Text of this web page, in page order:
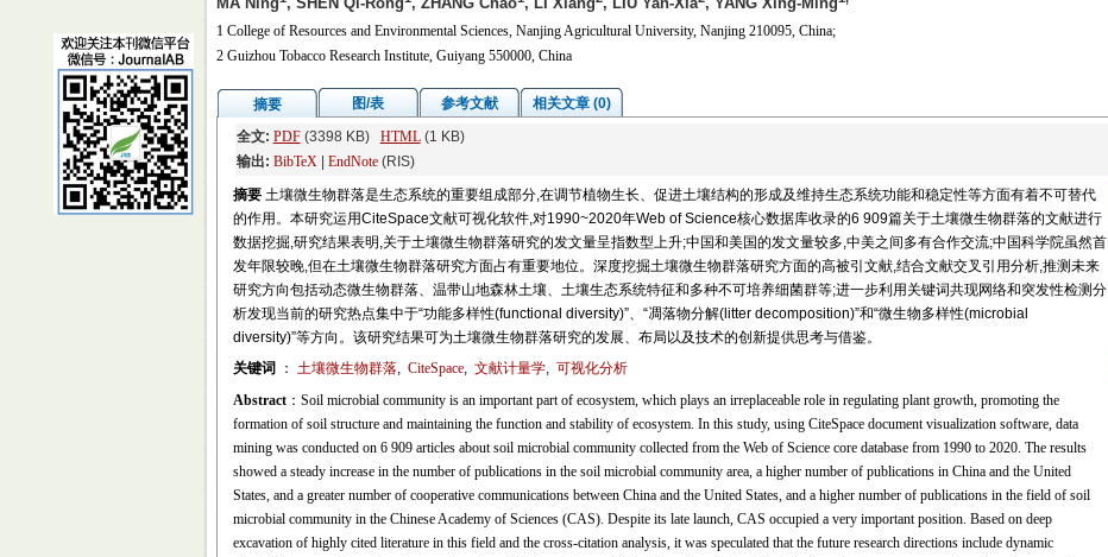
1 College of Resources and Environmental Sciences, Nanjing Agricultural University, Nanjing 210095, China;
2 Guizhou Tobacco Research Institute, Guiyang 550000, China
摘要 图/表 参考文献
相关文章 (0)
全文: PDF(3398 KB) HTML(1 KB)
输出: BibTeX| EndNote(RIS)
摘要 土壤微生物群落是生态系统的重要组成部分,在调节植物生长、促进土壤结构的形成及维持生态系统功能和稳定性等方面有着不可替代
的作用。本研究运用CiteSpace文献可视化软件,对1990~2020年Web of Science核心数据库收录的6 909篇关于土壤微生物群落的文献进行
数据挖掘,研究结果表明,关于土壤微生物群落研究的发文量呈指数型上升;中国和美国的发文量较多,中美之间多有合作交流;中国科学院虽然首
发年限较晚,但在土壤微生物群落研究方面占有重要地位。深度挖掘土壤微生物群落研究方面的高被引文献,结合文献交叉引用分析,推测未来
研究方向包括动态微生物群落、温带山地森林土壤、土壤生态系统特征和多种不可培养细菌群等;进一步利用关键词共现网络和突发性检测分
析发现当前的研究热点集中于“功能多样性(functional diversity)”、“凋落物分解(litter decomposition)”和“微生物多样性(microbial
diversity)”等方向。该研究结果可为土壤微生物群落研究的发展、布局以及技术的创新提供思考与借鉴。
关键词 ： 土壤微生物群落, CiteSpace, 文献计量学, 可视化分析
Abstract：Soil microbial community is an important part of ecosystem, which plays an irreplaceable role in regulating plant growth, promoting the
formation of soil structure and maintaining the function and stability of ecosystem. In this study, using CiteSpace document visualization software, data
mining was conducted on 6 909 articles about soil microbial community collected from the Web of Science core database from 1990 to 2020. The results
showed a steady increase in the number of publications in the soil microbial community area, a higher number of publications in China and the United
States, and a greater number of cooperative communications between China and the United States, and a higher number of publications in the field of soil
microbial community in the Chinese Academy of Sciences (CAS). Despite its late launch, CAS occupied a very important position. Based on deep
excavation of highly cited literature in this field and the cross-citation analysis, it was speculated that the future research directions include dynamic